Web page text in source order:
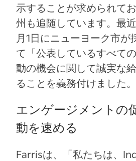
示することが求められて
州も追随しています。最
月1日にニューヨーク市が
て「公表しているすべて
動の機会に関して誠実な
ることを義務付けました。
エンゲージメントの
動を速める
Farrisは、「私たちは、